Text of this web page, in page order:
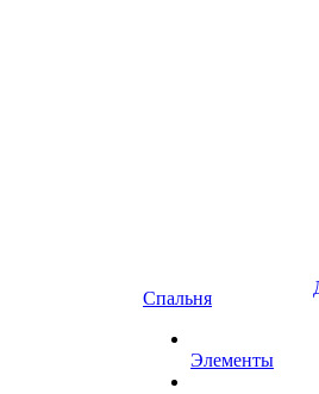
Спальня
Элементы